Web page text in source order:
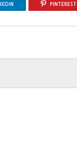
PINTEREST